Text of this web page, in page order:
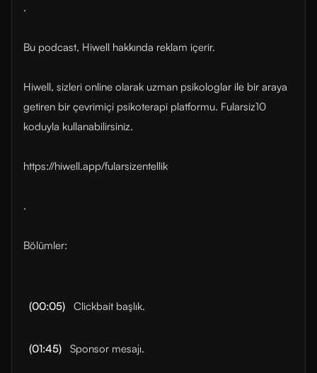
.
Bu podcast, Hiwell hakkında reklam içerir.
Hiwell, sizleri online olarak uzman psikologlar ile bir araya
getiren bir çevrimiçi psikoterapi platformu. Fularsiz10
koduyla kullanabilirsiniz.
https://hiwell.app/fularsizentellik
.
Bölümler:
(00:05) Clickbait başlık.
(01:45) Sponsor mesajı.